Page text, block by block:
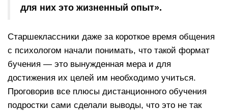
для них это жизненный опыт».
Старшеклассники даже за короткое время общения
с психологом начали понимать, что такой формат
бучения — это вынужденная мера и для
достижения их целей им необходимо учиться.
Проговорив все плюсы дистанционного обучения
подростки сами сделали выводы, что это не так